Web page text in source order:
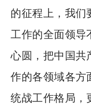
的征程上，我们
工作的全面领导
心圆，把中国共
作的各领域各方
统战工作格局，